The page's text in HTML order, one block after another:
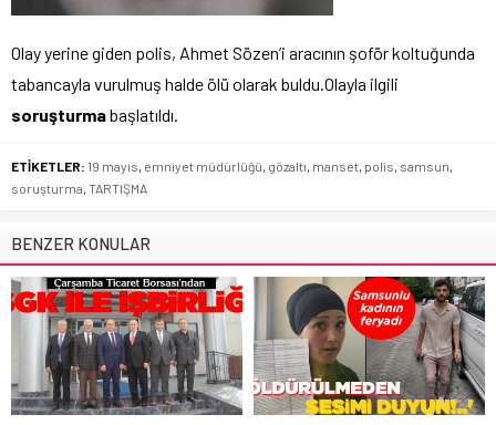
Olay yerine giden polis, Ahmet Sözen’i aracının şoför koltuğunda
tabancayla vurulmuş halde ölü olarak buldu.Olayla ilgili
soruşturmabaşlatıldı.
ETİKETLER: 19 mayıs emniyet müdürlüğü gözaltı manset polis samsun
soruşturma TARTIŞMA
BENZER KONULAR